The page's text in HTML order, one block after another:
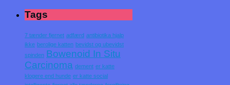
Tags
7 tænder fjernet adfærd antibiotika hjalp
ikke berolige katten bevidst og ubevidst
spinden Bowenoid In Situ
Carcinoma dement er katte
klogere end hunde er katte social